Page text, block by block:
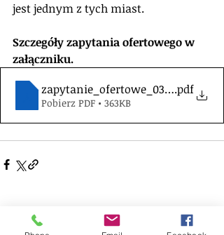
jest jednym z tych miast.
Szczegóły zapytania ofertowego w
załączniku.
zapytanie_ofertowe_03.07.2018
.pdf
Pobierz PDF • 363KB
Komentarze